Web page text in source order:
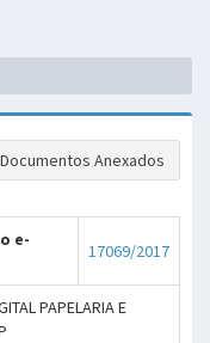
Anexados
e-
17069/2017
PAPELARIA E